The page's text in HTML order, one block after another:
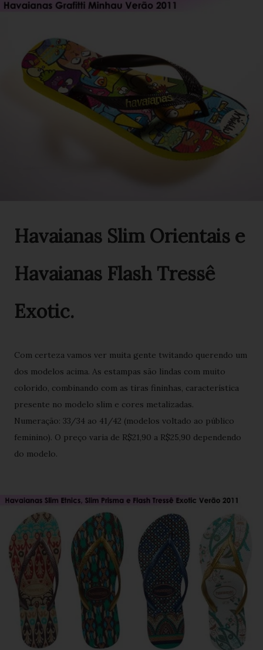
Havaianas Slim Orientais e
Havaianas Flash Tressê
Exotic.
Com certeza vamos ver muita gente twitando querendo um
dos modelos acima. As estampas são lindas com muito
colorido, combinando com as tiras fininhas, característica
presente no modelo slim e cores metalizadas.
Numeração: 33/34 ao 41/42 (modelos voltado ao público
feminino). O preço varia de R$21,90 a R$25,90 dependendo
do modelo.